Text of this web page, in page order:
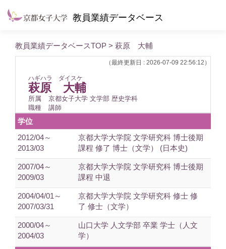
教員業績データベース
教員業績データベースTOP > 萩原 大輔
（最終更新日 : 2026-07-09 22:56:12）
ハギハラ ダイスケ
萩原 大輔
所属
京都女子大学 文学部 歴史学科
職種
講師
学位
2012/04～
2013/03
京都大学大学院 文学研究科 博士後期
課程 修了 博士（文学） (日本史)
2007/04～
2009/03
京都大学大学院 文学研究科 博士後期
課程 中退
2004/04/01～
2007/03/31
京都大学大学院 文学研究科 修士 修
了 修士（文学）
2000/04～
2004/03
山口大学 人文学部 卒業 学士（人文
学）